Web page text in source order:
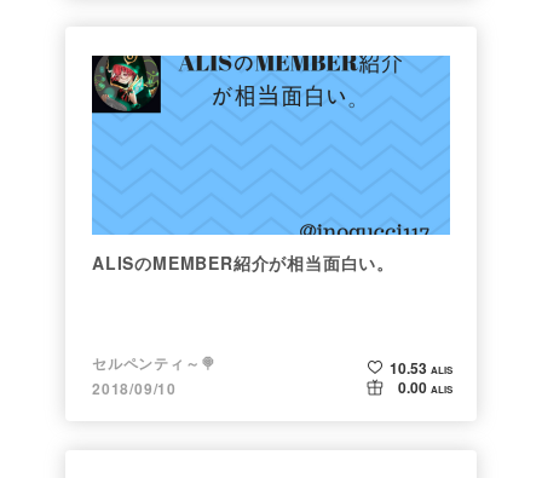
ALISのMEMBER紹介が相当面白い。
セルペンティ～🍭
2018/09/10
10.53 ALIS
0.00 ALIS